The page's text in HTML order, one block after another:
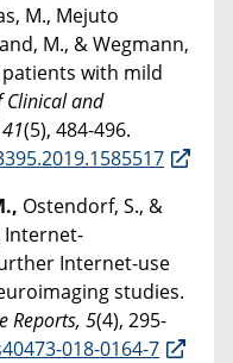
M., Mejuto
M., & Wegmann,
patients with mild
Clinical and
(5), 484-496.
Ostendorf, S., &
Internet-
Internet-use
studies.
Reports, 5(4), 295-
018-0164-7